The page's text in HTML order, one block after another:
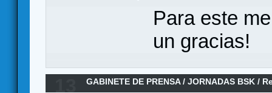
Para este
un gracias!
GABINETE DE PRENSA/JORNADAS BSK /